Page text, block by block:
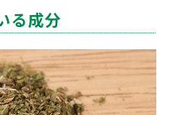
る成分